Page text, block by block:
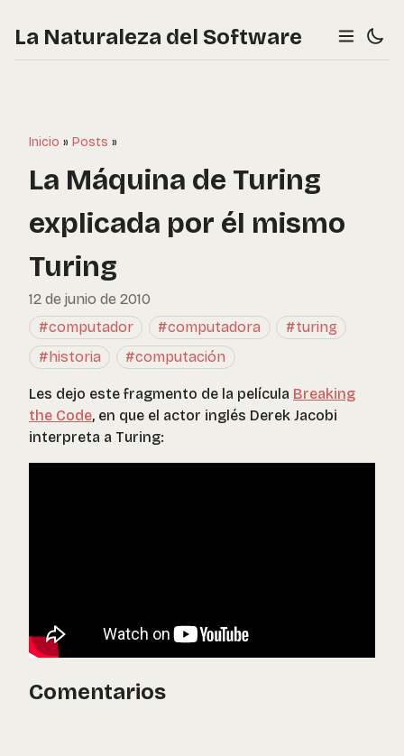
La Naturaleza del Software
Inicio » Posts »
La Máquina de Turing
explicada por él mismo
Turing
12 de junio de 2010
#computador
#computadora
#turing
#historia
#computación
Les dejo este fragmento de la película Breaking
the Code, en que el actor inglés Derek Jacobi
interpreta a Turing:
Comentarios